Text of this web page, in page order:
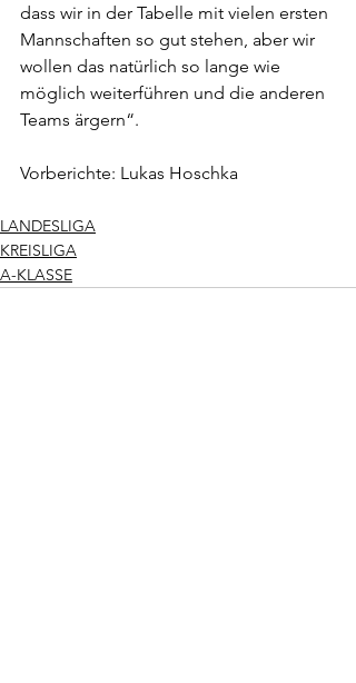
dass wir in der Tabelle mit vielen ersten
Mannschaften so gut stehen, aber wir
wollen das natürlich so lange wie
möglich weiterführen und die anderen
Teams ärgern“.
Vorberichte: Lukas Hoschka
LANDESLIGA
KREISLIGA
A-KLASSE